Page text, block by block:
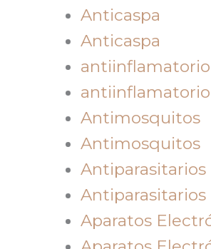
Anticaspa
Anticaspa
antiinflamatorio
antiinflamatorio
Antimosquitos
Antimosquitos
Antiparasitarios
Antiparasitarios
Aparatos